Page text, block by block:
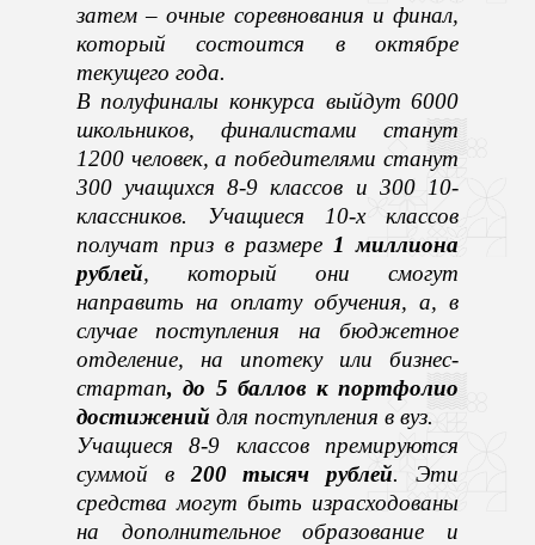
затем – очные соревнования и финал,
который состоится в октябре
текущего года.
В полуфиналы конкурса выйдут 6000
школьников, финалистами станут
1200 человек, а победителями станут
300 учащихся 8-9 классов и 300 10-
классников. Учащиеся 10-х классов
получат приз в размере 1 миллиона
рублей, который они смогут
направить на оплату обучения, а, в
случае поступления на бюджетное
отделение, на ипотеку или бизнес-
стартап, до 5 баллов к портфолио
достижений для поступления в вуз.
Учащиеся 8-9 классов премируются
суммой в 200 тысяч рублей. Эти
средства могут быть израсходованы
на дополнительное образование и